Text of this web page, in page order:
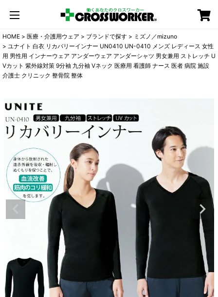
HOME 医療・介護用ウェア ブランドで探す
ミズノ／mizuno
ユナイト 白衣 リカバリーインナー UN0410 UN-0410 メンズ レディース 女性
用 男性用 インナーウェア アンダーウェア アンダーシャツ 男女兼用 ストレッチ U
Vカット 紫外線対策 9分袖 九分袖 Vネック 医療用 看護師 ナース 医者 病院 施設
介護士 クリニック 整骨院 整体